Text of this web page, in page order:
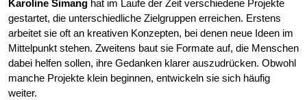
Karoline Simang hat im Laufe der Zeit verschiedene Projekte
gestartet, die unterschiedliche Zielgruppen erreichen. Erstens
arbeitet sie oft an kreativen Konzepten, bei denen neue Ideen im
Mittelpunkt stehen. Zweitens baut sie Formate auf, die Menschen
dabei helfen sollen, ihre Gedanken klarer auszudrücken. Obwohl
manche Projekte klein beginnen, entwickeln sie sich häufig
weiter.